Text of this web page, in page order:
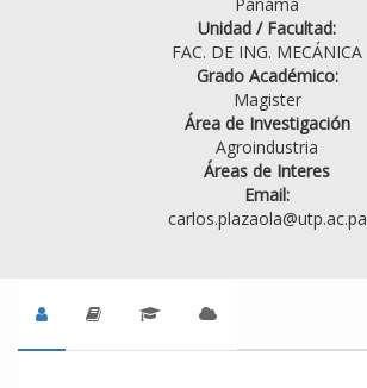
Unidad / Facultad:
FAC. DE ING. MECÁNICA
Grado Académico:
Magister
Área de Investigación
Agroindustria
Áreas de Interes
Email:
carlos.plazaola@utp.ac.pa